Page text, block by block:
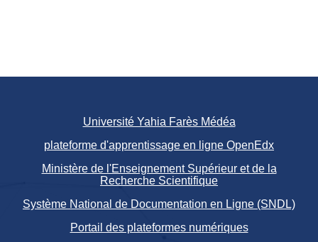
Université Yahia Farès Médéa
plateforme d'apprentissage en ligne OpenEdx
Ministère de l'Enseignement Supérieur et de la
Recherche Scientifique
Système National de Documentation en Ligne (SNDL)
Portail des plateformes numériques